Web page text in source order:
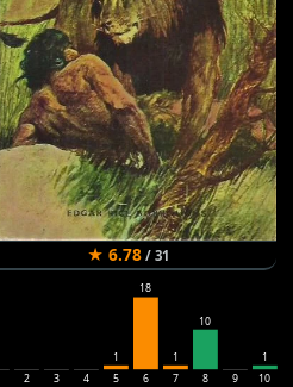
★ 6.78/ 31
2 3 4
1
5
18
6
1
7
10
8 9
1
10